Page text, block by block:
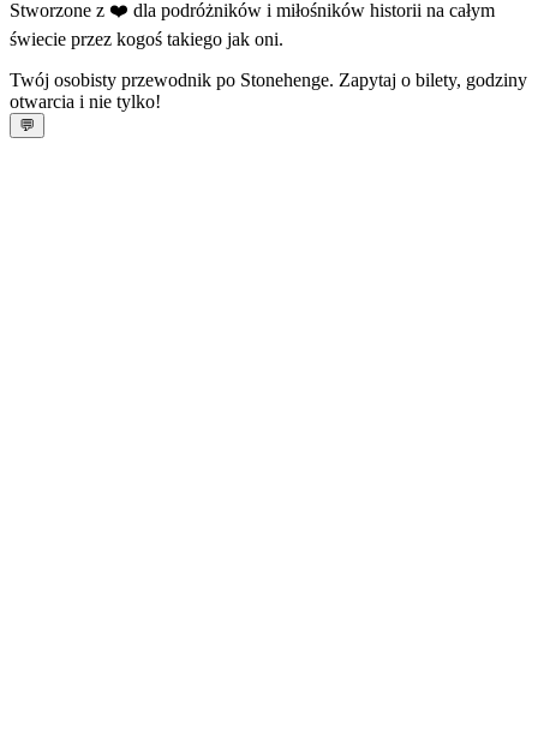
Stworzone z ❤️ dla podróżników i miłośników historii na całym
świecie przez kogoś takiego jak oni.
Twój osobisty przewodnik po Stonehenge. Zapytaj o bilety, godziny
otwarcia i nie tylko!
💬